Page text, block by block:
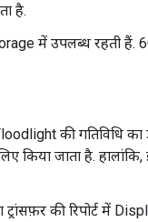
है.
में उपलब्ध रहती हैं.
की गतिविधि
जाता है. हालांकि,
की रिपोर्ट में